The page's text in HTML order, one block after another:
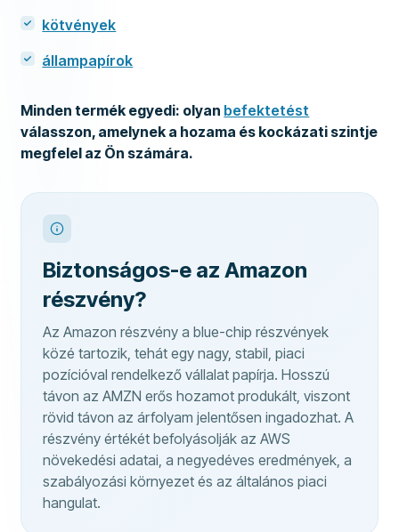
kötvények
állampapírok
Minden termék egyedi: olyan befektetést
válasszon, amelynek a hozama és kockázati szintje
megfelel az Ön számára.
Biztonságos-e az Amazon
részvény?
Az Amazon részvény a blue-chip részvények
közé tartozik, tehát egy nagy, stabil, piaci
pozícióval rendelkező vállalat papírja. Hosszú
távon az AMZN erős hozamot produkált, viszont
rövid távon az árfolyam jelentősen ingadozhat. A
részvény értékét befolyásolják az AWS
növekedési adatai, a negyedéves eredmények, a
szabályozási környezet és az általános piaci
hangulat.